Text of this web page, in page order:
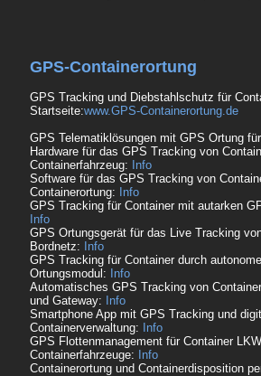
GPS-Containerortung
GPS Tracking und Diebstahlschutz für
Startseite:www.GPS-Containerortung.de
GPS Telematiklösungen mit GPS Ortung
Hardware für das GPS Tracking von
Containerfahrzeug:
Info
Software für das GPS Tracking von
Containerortung:
Info
GPS Tracking für Container mit autarken
Info
GPS Ortungsgerät für das Live Tracking
Bordnetz:
Info
GPS Tracking für Container durch
Ortungsmodul:
Info
Automatisches GPS Tracking von
und Gateway:
Info
Smartphone App mit GPS Tracking und
Containerverwaltung:
Info
GPS Flottenmanagement für Container
Containerfahrzeuge:
Info
Containerortung und Containerdisposition